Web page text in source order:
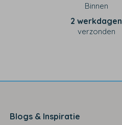
Binnen
2 werkdagen
verzonden
Blogs & Inspiratie